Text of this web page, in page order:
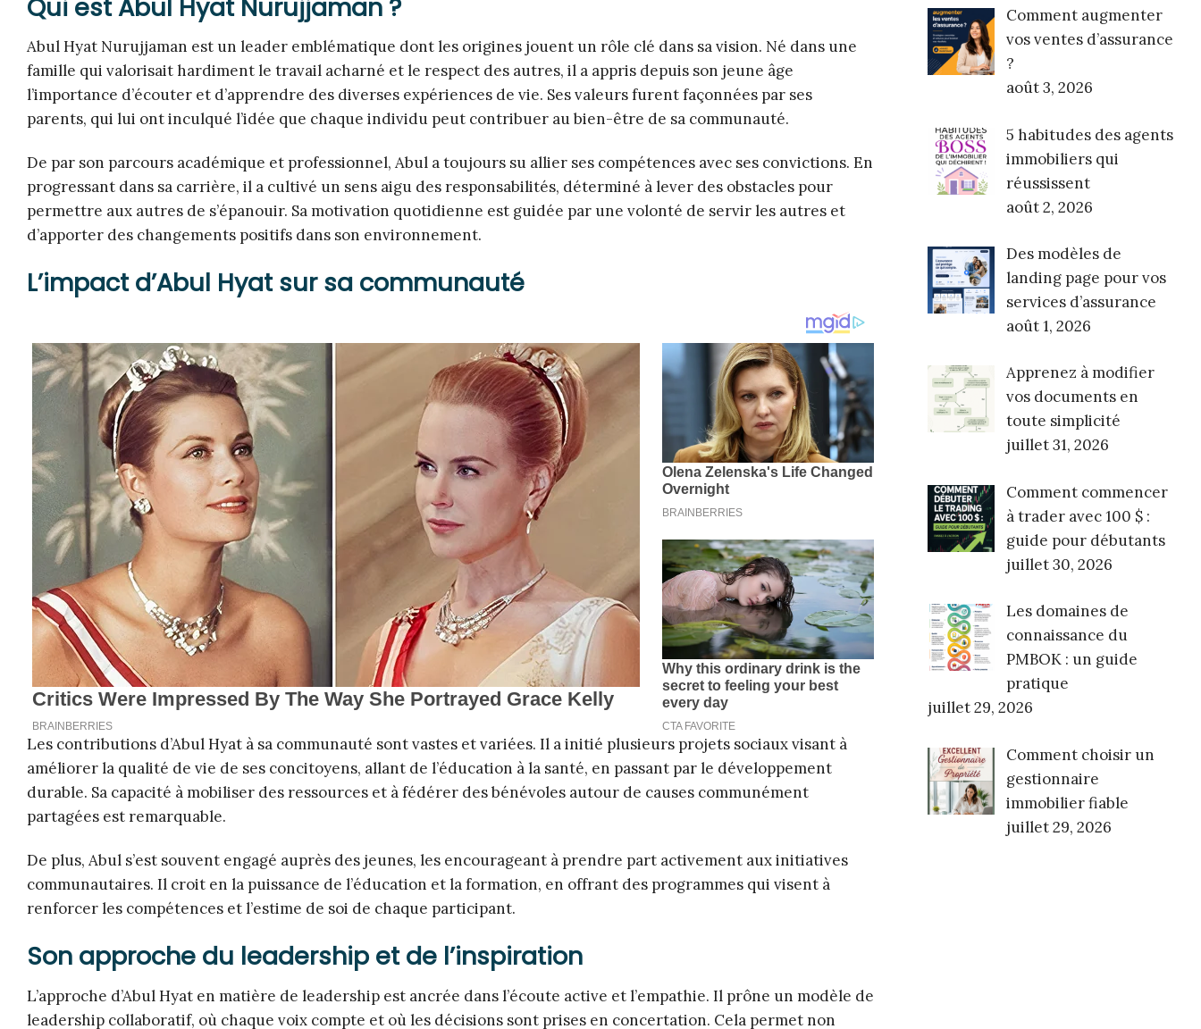
Qui est Abul Hyat Nurujjaman ?
Abul Hyat Nurujjaman est un leader emblématique dont les origines jouent un rôle clé dans sa vision. Né dans une
famille qui valorisait hardiment le travail acharné et le respect des autres, il a appris depuis son jeune âge
l’importance d’écouter et d’apprendre des diverses expériences de vie. Ses valeurs furent façonnées par ses
parents, qui lui ont inculqué l’idée que chaque individu peut contribuer au bien-être de sa communauté.
De par son parcours académique et professionnel, Abul a toujours su allier ses compétences avec ses convictions. En
progressant dans sa carrière, il a cultivé un sens aigu des responsabilités, déterminé à lever des obstacles pour
permettre aux autres de s’épanouir. Sa motivation quotidienne est guidée par une volonté de servir les autres et
d’apporter des changements positifs dans son environnement.
L’impact d’Abul Hyat sur sa communauté
Les contributions d’Abul Hyat à sa communauté sont vastes et variées. Il a initié plusieurs projets sociaux visant à
améliorer la qualité de vie de ses concitoyens, allant de l’éducation à la santé, en passant par le développement
durable. Sa capacité à mobiliser des ressources et à fédérer des bénévoles autour de causes communément
partagées est remarquable.
De plus, Abul s’est souvent engagé auprès des jeunes, les encourageant à prendre part activement aux initiatives
communautaires. Il croit en la puissance de l’éducation et la formation, en offrant des programmes qui visent à
renforcer les compétences et l’estime de soi de chaque participant.
Son approche du leadership et de l’inspiration
L’approche d’Abul Hyat en matière de leadership est ancrée dans l’écoute active et l’empathie. Il prône un modèle de
leadership collaboratif, où chaque voix compte et où les décisions sont prises en concertation. Cela permet non
Comment augmenter
vos ventes d’assurance
?
août 3, 2026
5 habitudes des agents
immobiliers qui
réussissent
août 2, 2026
Des modèles de
landing page pour vos
services d’assurance
août 1, 2026
Apprenez à modifier
vos documents en
toute simplicité
juillet 31, 2026
Comment commencer
à trader avec 100 $ :
guide pour débutants
juillet 30, 2026
Les domaines de
connaissance du
PMBOK : un guide
pratique
juillet 29, 2026
Comment choisir un
gestionnaire
immobilier fiable
juillet 29, 2026